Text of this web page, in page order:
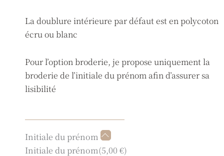
La doublure intérieure par défaut est en polycoton
écru ou blanc
Pour l’option broderie, je propose uniquement la
broderie de l’initiale du prénom afin d’assurer sa
lisibilité
Initiale du prénom
Initiale du prénom(5,00 €)
quantité
de